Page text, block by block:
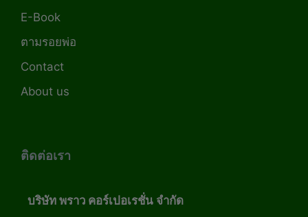
E-Book
ตามรอยพ่อ
Contact
About us
ติดต่อเรา
บริษัท พราว คอร์เปอเรชั่น จำกัด